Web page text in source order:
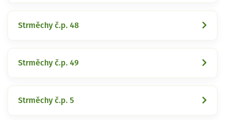
Strměchy č.p. 48
Strměchy č.p. 49
Strměchy č.p. 5